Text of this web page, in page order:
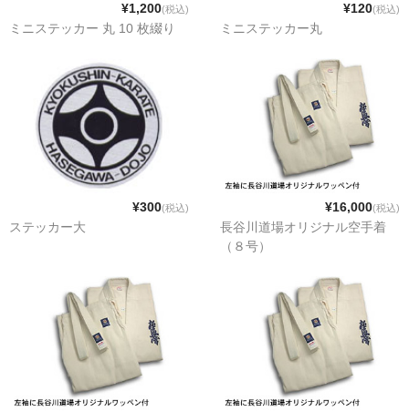
¥1,200(税込)
ミニステッカー 丸 10 枚綴り
¥120(税込)
ミニステッカー丸
¥300(税込)
ステッカー大
¥16,000(税込)
長谷川道場オリジナル空手着
（８号）